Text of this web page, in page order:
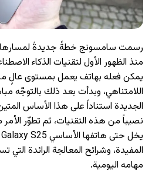
رسمت سامسونج خطةً جديدةً لمسارها
منذ الظهور الأول لتقنيات الذكاء
يمكن فعله بهاتف يعمل بمستوى عالٍ من
اللامتناهي، وبدأت بعد ذلك بالتوجّه
نصيباً من هذه التقنيات، ثم تطوّر
المفيدة، وشرائح المعالجة الرائدة
مهامه اليومية.